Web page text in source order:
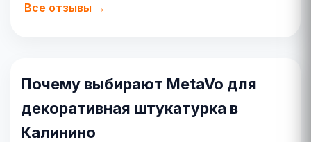
Все отзывы →
Почему выбирают MetaVo для
декоративная штукатурка в
Калинино